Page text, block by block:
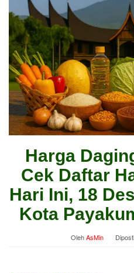
Harga
Cek Daftar
Hari Ini, 18
Kota
OlehAsMin